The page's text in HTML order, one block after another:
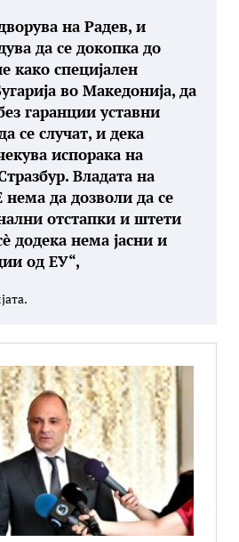
на Радев, и
да се докопка до
како специјален
во Македонија, да
гаранции уставни
се случат, и дека
испорака на
Владата на
да дозволи да се
отстапки и штети
додека нема јасни и
од ЕУ“,